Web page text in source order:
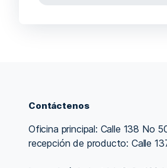
Contáctenos
Oficina principal: Calle 138 No
recepción de producto: Calle